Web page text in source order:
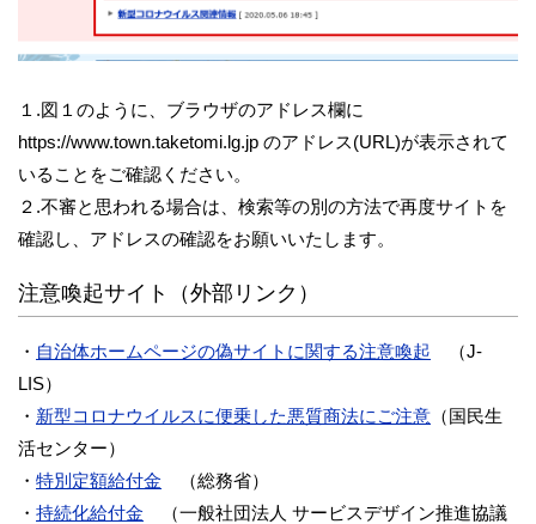
１.図１のように、ブラウザのアドレス欄に
https://www.town.taketomi.lg.jp のアドレス(URL)が表示されて
いることをご確認ください。
２.不審と思われる場合は、検索等の別の方法で再度サイトを
確認し、アドレスの確認をお願いいたします。
注意喚起サイト（外部リンク）
・ 自治体ホームページの偽サイトに関する注意喚起 （J-
LIS）
・ 新型コロナウイルスに便乗した悪質商法にご注意 （国民生
活センター）
・ 特別定額給付金 （総務省）
・ 持続化給付金 （一般社団法人 サービスデザイン推進協議